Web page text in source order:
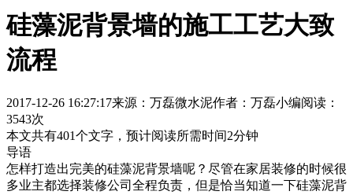
硅藻泥背景墙的施工工艺大致
流程
2017-12-26 16:27:17来源：万磊微水泥作者：万磊小编阅读：
3543次
本文共有401个文字，预计阅读所需时间2分钟
导语
怎样打造出完美的硅藻泥背景墙呢？尽管在家居装修的时候很
多业主都选择装修公司全程负责，但是恰当知道一下硅藻泥背